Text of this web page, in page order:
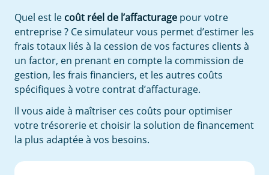
Quel est le coût réel de l’affacturage pour votre
entreprise ? Ce simulateur vous permet d’estimer les
frais totaux liés à la cession de vos factures clients à
un factor, en prenant en compte la commission de
gestion, les frais financiers, et les autres coûts
spécifiques à votre contrat d’affacturage.
Il vous aide à maîtriser ces coûts pour optimiser
votre trésorerie et choisir la solution de financement
la plus adaptée à vos besoins.